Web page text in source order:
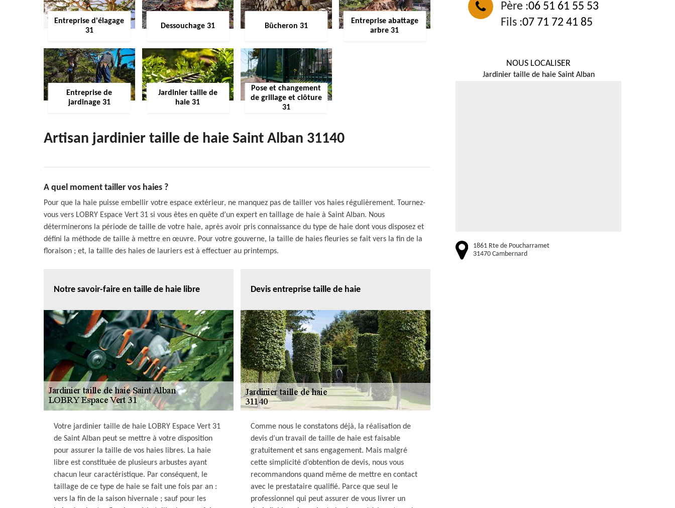
Entreprise d'élagage
31
Dessouchage 31 Bûcheron 31
Entreprise abattage
arbre 31
Entreprise de
jardinage 31
Jardinier taille de
haie 31
Pose et changement
de grillage et clôture
31
Artisan jardinier taille de haie Saint Alban 31140
A quel moment tailler vos haies ?
Pour que la haie puisse embellir votre espace extérieur, ne manquez pas de tailler vos haies régulièrement. Tournez-
vous vers LOBRY Espace Vert 31 si vous êtes en quête d’un expert en taillage de haie à Saint Alban. Nous
déterminerons la période de taille de votre haie, après avoir pris connaissance du type de haie dont vous disposez et
défini la méthode de taille à mettre en œuvre. Pour votre gouverne, la taille de haies fleuries se fait vers la fin de la
floraison ; et, la taille des haies de lauriers est à effectuer au printemps.
Notre savoir-faire en taille de haie libre
Votre jardinier taille de haie LOBRY Espace Vert 31
de Saint Alban peut se mettre à votre disposition
pour assurer la taille de vos haies libres. La haie
libre est constituée de plusieurs arbustes ayant
chacun leur caractéristique. Par conséquent, le
taillage de ce type de haie se fait une fois par an :
vers la fin de la saison hivernale ; sauf pour les
Devis entreprise taille de haie
Comme nous le constatons déjà, la réalisation de
devis d’un travail de taille de haie est faisable
gratuitement et sans engagement. Mais malgré
cette simplicité d’obtention de devis, nous vous
recommandons quand même de mettre en contact
avec le prestataire qualifié. Parce que seul le
professionnel qui peut assurer de vous livrer un
Père :06 51 61 55 53
Fils :07 71 72 41 85
NOUS LOCALISER
Jardinier taille de haie Saint Alban
1861 Rte de Poucharramet
31470 Cambernard